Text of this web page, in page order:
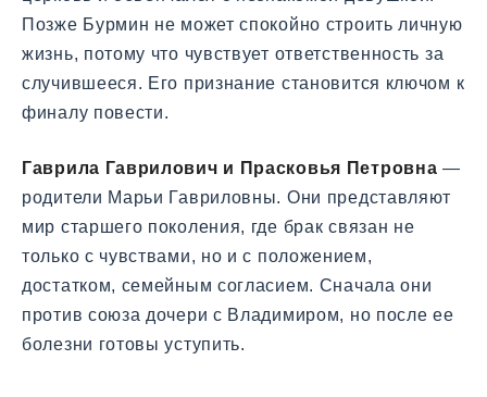
Позже Бурмин не может спокойно строить личную
жизнь, потому что чувствует ответственность за
случившееся. Его признание становится ключом к
финалу повести.
Гаврила Гаврилович и Прасковья Петровна —
родители Марьи Гавриловны. Они представляют
мир старшего поколения, где брак связан не
только с чувствами, но и с положением,
достатком, семейным согласием. Сначала они
против союза дочери с Владимиром, но после ее
болезни готовы уступить.